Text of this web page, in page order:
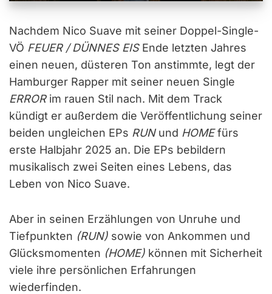
Nachdem Nico Suave mit seiner Doppel-Single-
VÖ FEUER / DÜNNES EISEnde letzten Jahres
einen neuen, düsteren Ton anstimmte, legt der
Hamburger Rapper mit seiner neuen Single
ERRORim rauen Stil nach. Mit dem Track
kündigt er außerdem die Veröffentlichung seiner
beiden ungleichen EPs RUNund HOMEfürs
erste Halbjahr 2025 an. Die EPs bebildern
musikalisch zwei Seiten eines Lebens, das
Leben von Nico Suave.
Aber in seinen Erzählungen von Unruhe und
Tiefpunkten (RUN) sowie von Ankommen und
Glücksmomenten (HOME) können mit Sicherheit
viele ihre persönlichen Erfahrungen
wiederfinden.